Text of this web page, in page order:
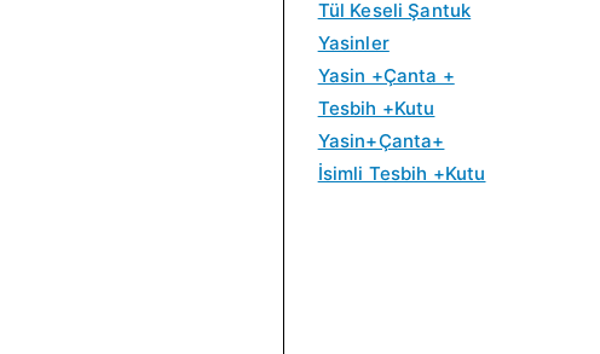
Tül Keseli Şantuk
Yasinler
Yasin +Çanta +
Tesbih +Kutu
Yasin+Çanta+
İsimli Tesbih +Kutu